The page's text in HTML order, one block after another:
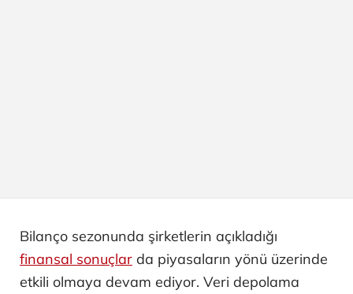
Bilanço sezonunda şirketlerin açıkladığı
finansal sonuçlar da piyasaların yönü üzerinde
etkili olmaya devam ediyor. Veri depolama